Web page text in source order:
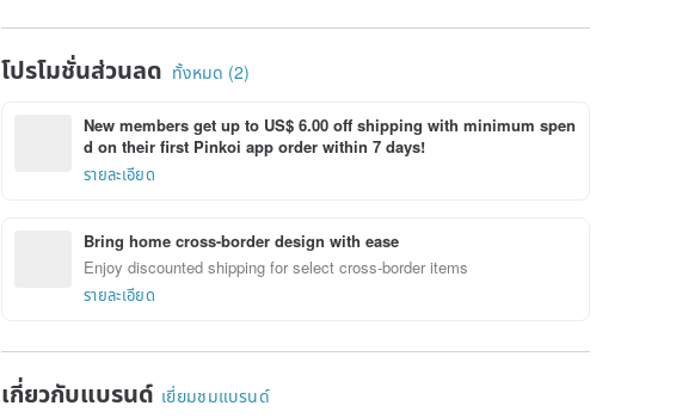
โปรโมชั่นส่วนลด ทั้งหมด (2)
New members get up to US$ 6.00 off shipping with minimum spen
d on their first Pinkoi app order within 7 days!
รายละเอียด
Bring home cross-border design with ease
Enjoy discounted shipping for select cross-border items
รายละเอียด
เกี่ยวกับแบรนด์ เยี่ยมชมแบรนด์